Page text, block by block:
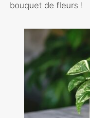
bouquet de fleurs !